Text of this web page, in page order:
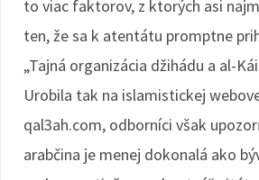
to viac faktorov, z ktorých asi
ten, že sa k atentátu promptne
„Tajná organizácia džihádu a al-
Urobila tak na islamistickej
qal3ah.com, odborníci však
arabčina je menej dokonalá ako